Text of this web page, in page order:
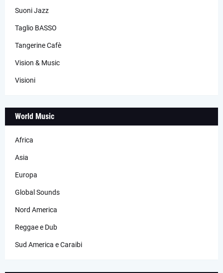
Suoni Jazz
Taglio BASSO
Tangerine Cafè
Vision & Music
Visioni
World Music
Africa
Asia
Europa
Global Sounds
Nord America
Reggae e Dub
Sud America e Caraibi